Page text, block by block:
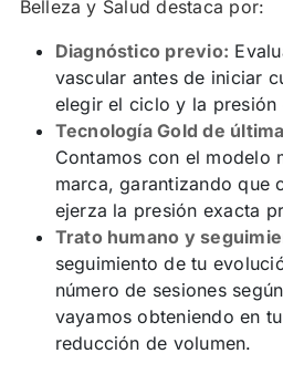
Belleza y Salud destaca por:
Diagnóstico previo:
vascular antes de iniciar
elegir el ciclo y la presión
Tecnología Gold de
Contamos con el modelo
marca, garantizando que
ejerza la presión exacta
Trato humano y
seguimiento de tu
número de sesiones
vayamos obteniendo en
reducción de volumen.